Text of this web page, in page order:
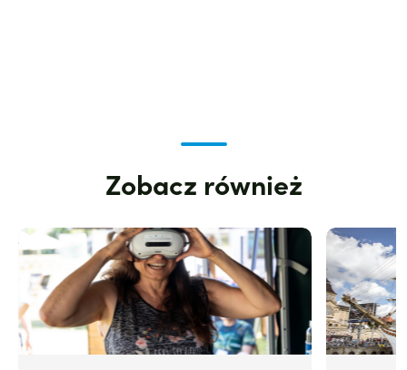
Zobacz również
Zdjęcie Zdjęcie